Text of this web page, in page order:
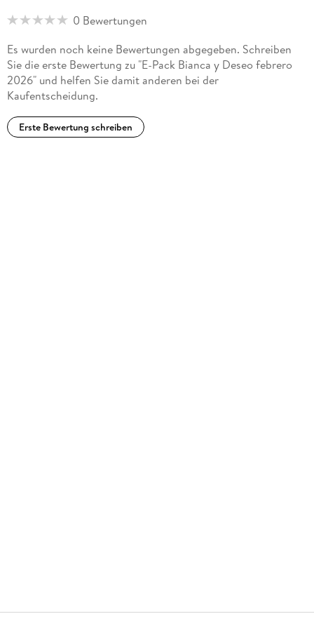
0 Bewertungen
Es wurden noch keine Bewertungen abgegeben. Schreiben
Sie die erste Bewertung zu "E-Pack Bianca y Deseo febrero
2026" und helfen Sie damit anderen bei der
Kaufentscheidung.
Erste Bewertung schreiben